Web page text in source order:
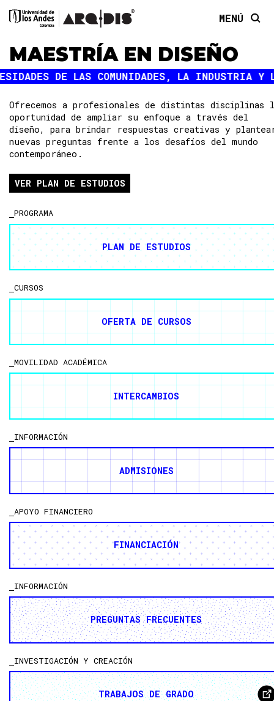
MENÚ
PROGRAMA
PLAN DE ESTUDIOS
CURSOS
OFERTA DE CURSOS
MOVILIDAD ACADÉMICA
INTERCAMBIOS
INFORMACIÓN
ADMISIONES
APOYO FINANCIERO
FINANCIACIÓN
INFORMACIÓN
PREGUNTAS FRECUENTES
INVESTIGACIÓN Y CREACIÓN
TRABAJOS DE GRADO
MAESTRÍA EN DISEÑO
Ofrecemos a profesionales de distintas disciplinas
oportunidad de ampliar su enfoque a través del
diseño, para brindar respuestas creativas y
nuevas preguntas frente a los desafíos del mundo
contemporáneo.
VER PLAN DE ESTUDIOS
METODOLOGÍA
¿CUÁL ES LA DURACIÓN DEL PROGRAMA…
¿CÓMO SON LOS CURSOS DEL PROGRAMA?
¿CÓMO ES EL MANEJO DE LA PROPIEDAD…
DIFERENCIALES
¿QUÉ DIFERENCIA A ESTA MAESTRÍA D…
¿QUÉ APORTA LA MAESTRÍA EN DISEÑ…
¿EN DÓNDE SE REALIZA EL VIAJE DE E…
¿CUÁLES SON LOS LABORATORIOS Y TAL…
ADMISIÓN
¿CUÁL ES EL PERFIL DE LOS ESTUDIAN…
¿CUÁLES SON LOS REQUISITOS DE ADMI…
YA TERMINÉ MI PREGRADO Y SOLO ME FA…
¿PUEDO INSCRIBIR LOS CURSOS DE LA M…
¿CUÁNTO CUESTA LA MAESTRÍA Y QUÉ…